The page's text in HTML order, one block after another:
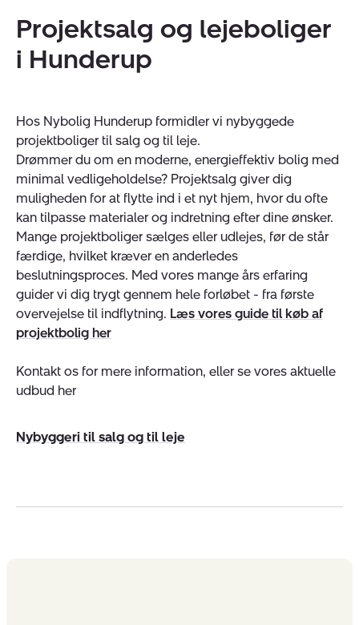
Projektsalg og lejeboliger
i Hunderup
Hos Nybolig Hunderup formidler vi nybyggede
projektboliger til salg og til leje.
Drømmer du om en moderne, energieffektiv bolig med
minimal vedligeholdelse? Projektsalg giver dig
muligheden for at flytte ind i et nyt hjem, hvor du ofte
kan tilpasse materialer og indretning efter dine ønsker.
Mange projektboliger sælges eller udlejes, før de står
færdige, hvilket kræver en anderledes
beslutningsproces. Med vores mange års erfaring
guider vi dig trygt gennem hele forløbet - fra første
overvejelse til indflytning. Læs vores guide til køb af
projektbolig her
Kontakt os for mere information, eller se vores aktuelle
udbud her
Nybyggeri til salg og til leje